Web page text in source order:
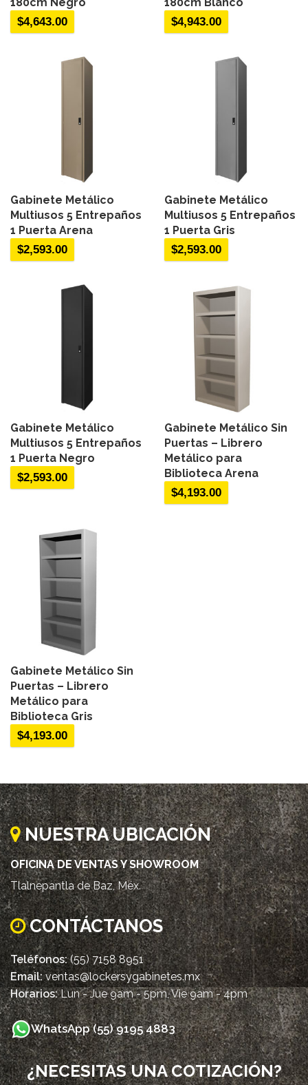
$4,643.00
$4,943.00
Gabinete Metálico
Multiusos 5 Entrepaños
1 Puerta Arena
$2,593.00
Gabinete Metálico
Multiusos 5 Entrepaños
1 Puerta Gris
$2,593.00
Gabinete Metálico
Multiusos 5 Entrepaños
1 Puerta Negro
$2,593.00
Gabinete Metálico Sin
Puertas – Librero
Metálico para
Biblioteca Arena
$4,193.00
Gabinete Metálico Sin
Puertas – Librero
Metálico para
Biblioteca Gris
$4,193.00
NUESTRA UBICACIÓN
OFICINA DE VENTAS Y SHOWROOM
Tlalnepantla de Baz, Méx.
CONTÁCTANOS
Teléfonos: (55) 7158 8951
Email:ventas@lockersygabinetes.mx
Horarios:Lun - Jue 9am - 5pm, Vie 9am - 4pm
WhatsApp (55) 9195 4883
¿NECESITAS UNA COTIZACIÓN?